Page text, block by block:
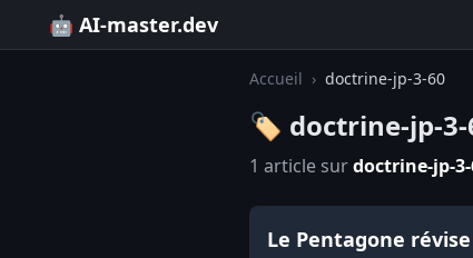
🤖 AI-master.dev
Accueil › doctrine-jp-3-60
🏷️ doctrine-jp-3-
1 article surdoctrine-jp-
Le Pentagone